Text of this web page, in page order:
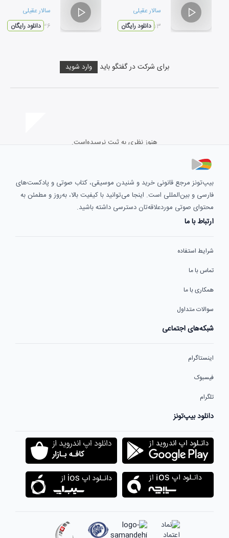
سالار عقیلی
۰۳:۵۳دانلود رایگان
سالار عقیلی
۰۳:۳۶دانلود رایگان
برای شرکت در گفتگو باید وارد شوید
هنوز نظری به ثبت نرسیده‌است.
بیپ‌تونز مرجع قانونی خرید و شنیدن موسیقی، کتاب صوتی و پادکست‌های
فارسی و بین‌المللی است. اینجا می‌توانید با کیفیت بالا، به‌روز و مطمئن به
محتوای صوتی موردعلاقه‌تان دسترسی داشته باشید.
ارتباط با ما
شرایط استفاده
تماس با ما
همکاری با ما
سوالات متداول
شبکه‌های اجتماعی
اینستاگرام
فیسبوک
تلگرام
دانلود بیپ‌تونز